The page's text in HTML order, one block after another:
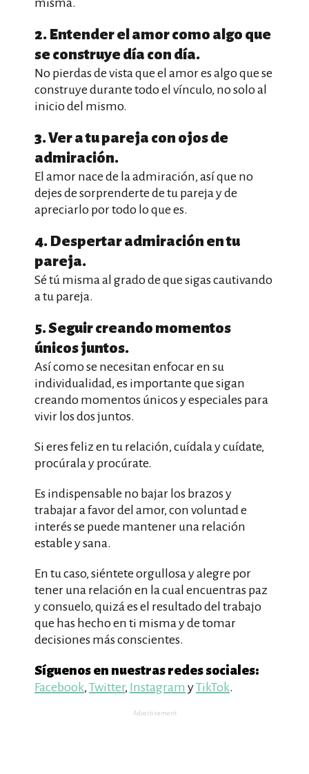
misma.
2. Entender el amor como algo que
se construye día con día.
No pierdas de vista que el amor es algo que se
construye durante todo el vínculo, no solo al
inicio del mismo.
3. Ver a tu pareja con ojos de
admiración.
El amor nace de la admiración, así que no
dejes de sorprenderte de tu pareja y de
apreciarlo por todo lo que es.
4. Despertar admiración en tu
pareja.
Sé tú misma al grado de que sigas cautivando
a tu pareja.
5. Seguir creando momentos
únicos juntos.
Así como se necesitan enfocar en su
individualidad, es importante que sigan
creando momentos únicos y especiales para
vivir los dos juntos.
Si eres feliz en tu relación, cuídala y cuídate,
procúrala y procúrate.
Es indispensable no bajar los brazos y
trabajar a favor del amor, con voluntad e
interés se puede mantener una relación
estable y sana.
En tu caso, siéntete orgullosa y alegre por
tener una relación en la cual encuentras paz
y consuelo, quizá es el resultado del trabajo
que has hecho en ti misma y de tomar
decisiones más conscientes.
Síguenos en nuestras redes sociales:
Facebook, Twitter, Instagram yTikTok.
Advertisement